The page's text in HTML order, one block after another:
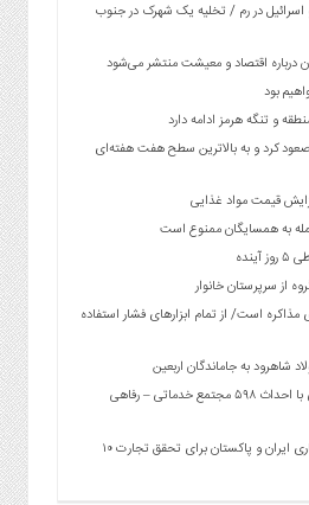
اسرائیل در رم / تخلیه یک شهرک در جنوب
درباره اقتصاد و معیشت منتشر می‌شود
بود
و تنگه هرمز ادامه دارد
صعود کرد و به بالاترین سطح هفت هفته‌ای
قیمت مواد غذایی
به همسایگان ممنوع است
از سرپرستان خانوار
است/ از تمام ابزارهای فشار استفاده
به جاماندگان اربعین
توسعه خدمات رفاهی جاده‌ای با احداث ۵۹۸ مجتمع خدماتی – رفاهی
امضای یادداشت تفاهم همکاری ایران و پاکستان برای تحقق تجارت ۱۰